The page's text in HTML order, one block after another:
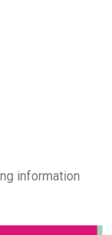
information